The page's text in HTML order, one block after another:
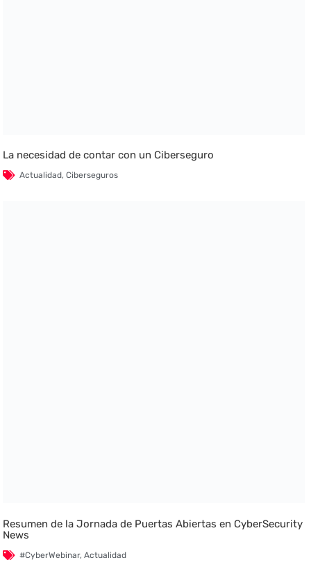
La necesidad de contar con un Ciberseguro
Actualidad,Ciberseguros
Resumen de la Jornada de Puertas Abiertas en CyberSecurity
News
#CyberWebinar,Actualidad